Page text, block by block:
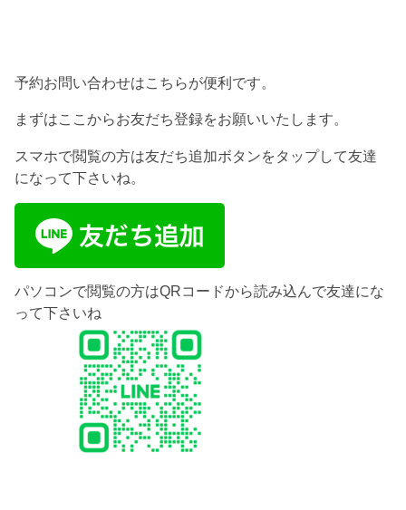
予約お問い合わせはこちらが便利です。
まずはここからお友だち登録をお願いいたします。
スマホで閲覧の方は友だち追加ボタンをタップして友達
になって下さいね。
パソコンで閲覧の方はQRコードから読み込んで友達にな
って下さいね